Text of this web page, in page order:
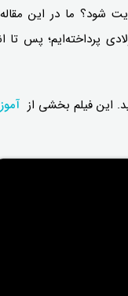
شود؟ ما در این
پرداخته‌ایم؛ پس تا
این فیلم بخشی از